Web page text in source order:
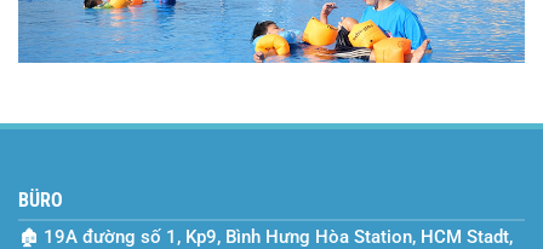
BÜRO
🏚 19A đường số 1, Kp9, Bình Hưng Hòa Station, HCM Stadt,